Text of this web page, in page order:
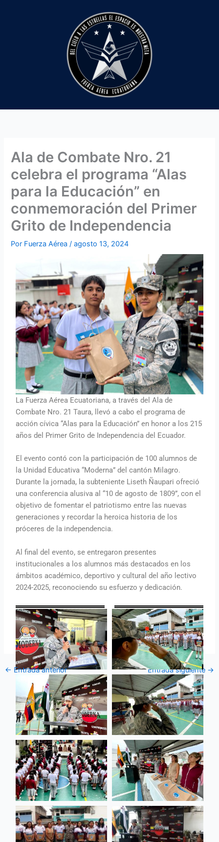
Ala de Combate Nro. 21
celebra el programa “Alas
para la Educación” en
conmemoración del Primer
Grito de Independencia
Por Fuerza Aérea/agosto 13, 2024
La Fuerza Aérea Ecuatoriana, a través del Ala de
Combate Nro. 21 Taura, llevó a cabo el programa de
acción cívica “Alas para la Educación” en honor a los 215
años del Primer Grito de Independencia del Ecuador.
El evento contó con la participación de 100 alumnos de
la Unidad Educativa “Moderna” del cantón Milagro.
Durante la jornada, la subteniente Liseth Ñaupari ofreció
una conferencia alusiva al “10 de agosto de 1809”, con el
objetivo de fomentar el patriotismo entre las nuevas
generaciones y recordar la heroica historia de los
próceres de la independencia.
Al final del evento, se entregaron presentes
institucionales a los alumnos más destacados en los
ámbitos académico, deportivo y cultural del año lectivo
2024-2025, reconociendo su esfuerzo y dedicación.
← Entrada anterior Entrada siguiente →